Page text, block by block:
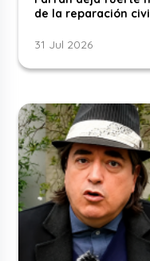
de la reparación
31 Jul 2026